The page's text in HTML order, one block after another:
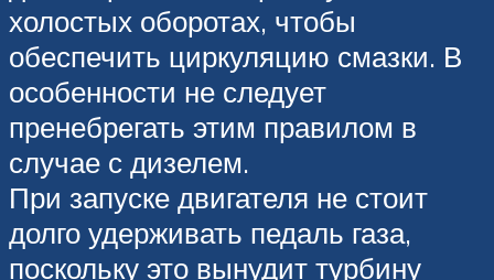
холостых оборотах, чтобы
обеспечить циркуляцию смазки. В
особенности не следует
пренебрегать этим правилом в
случае с дизелем.
При запуске двигателя не стоит
долго удерживать педаль газа,
поскольку это вынудит турбину